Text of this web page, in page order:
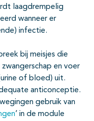
laagdrempelig
wanneer er
infectie.
bij meisjes die
en voer
of bloed) uit.
anticonceptie.
gebruik van
’ in de module